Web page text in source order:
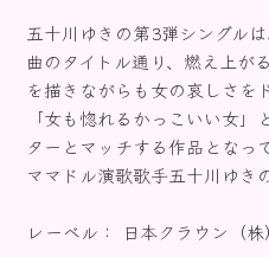
五十川ゆきの第3弾シングル
曲のタイトル通り、燃え上が
を描きながらも女の哀しさを
「女も惚れるかっこいい女
ターとマッチする作品となっ
ママドル演歌歌手五十川ゆき
レーベル： 日本クラウン（株）